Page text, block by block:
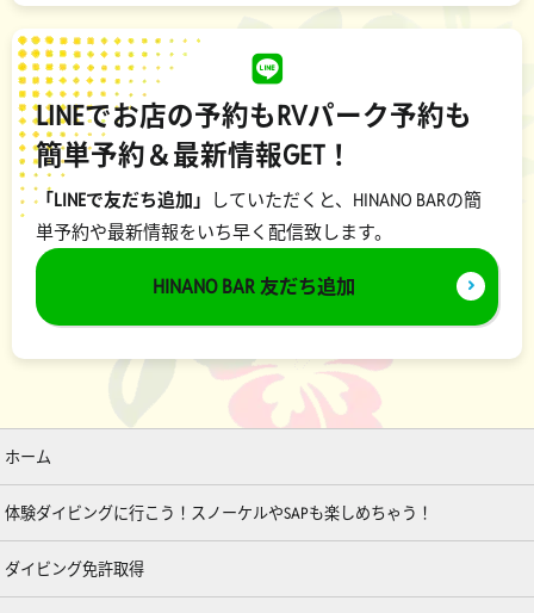
LINEでお店の予約もRVパーク予約も
簡単予約＆最新情報GET！
「LINEで友だち追加」
していただくと、HINANO BARの簡
単予約や最新情報をいち早く配信致します。
HINANO BAR 友だち追加
ホーム
体験ダイビングに行こう！スノーケルやSAPも楽しめちゃう！
ダイビング免許取得